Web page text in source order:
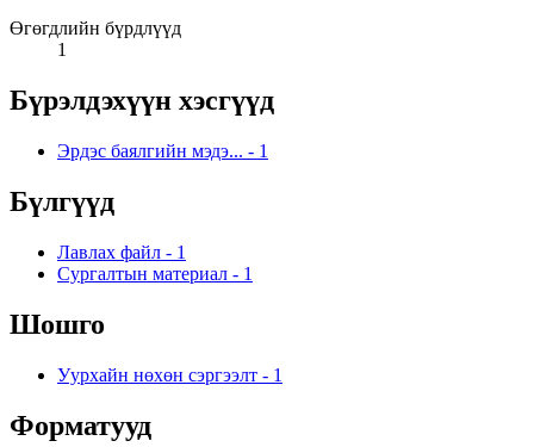
Өгөгдлийн бүрдлүүд
1
Бүрэлдэхүүн хэсгүүд
Эрдэс баялгийн мэдэ... - 1
Бүлгүүд
Лавлах файл - 1
Сургалтын материал - 1
Шошго
Уурхайн нөхөн сэргээлт - 1
Форматууд